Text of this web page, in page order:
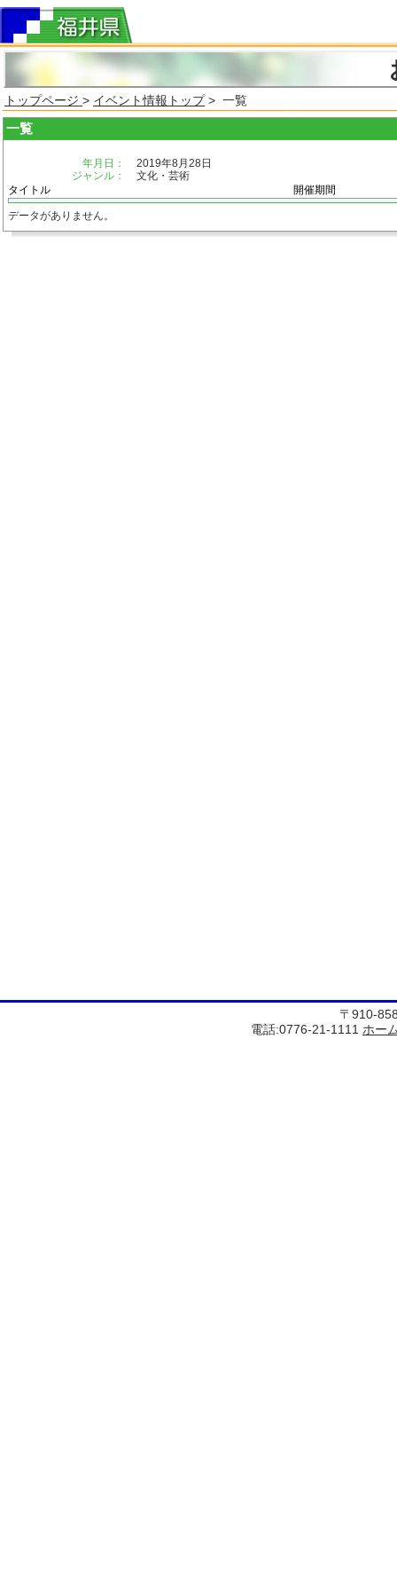
トップページ > イベント情報トップ> 一覧
一覧
年月日：
2019年8月28日
ジャンル：
文化・芸術
タイトル
開催期間
データがありません。
〒910-
電話:0776-21-1111 ホー